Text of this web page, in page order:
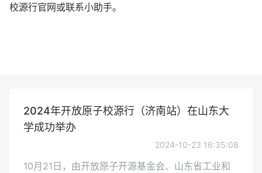
校源行官网或联系小助手。
2024年开放原子校源行（济南站）在山东大
学成功举办
2024-10-23 16:35:08
10月21日，由开放原子开源基金会、山东省工业和